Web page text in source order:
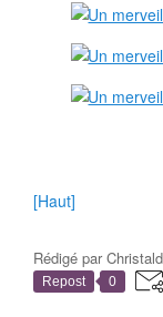
[Haut]
Rédigé par
Repost 0